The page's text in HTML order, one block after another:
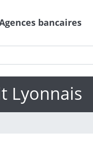
bancaires
Lyonnais